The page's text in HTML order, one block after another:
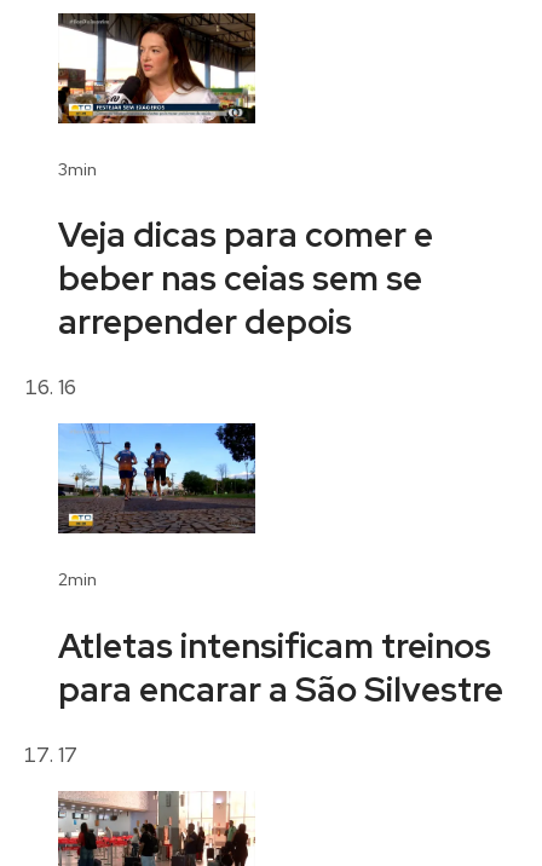
3min
Veja dicas para comer e
beber nas ceias sem se
arrepender depois
16
2min
Atletas intensificam treinos
para encarar a São Silvestre
17